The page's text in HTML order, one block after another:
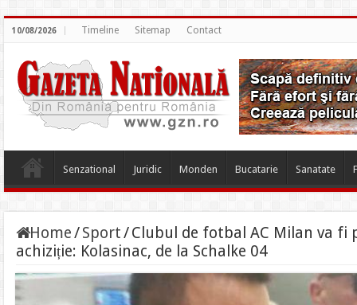
10/08/2026 Timeline Sitemap Contact
Senzational Juridic Monden Bucatarie Sanatate
Home/Sport/Clubul de fotbal AC Milan va fi
achiziție: Kolasinac, de la Schalke 04